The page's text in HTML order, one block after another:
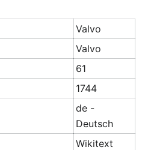
Valvo
Valvo
61
1744
de -
Deutsch
Wikitext